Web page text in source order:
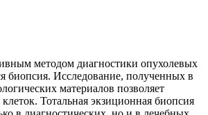
методом диагностики опухолевых
биопсия. Исследование, полученных в
материалов позволяет
Тотальная экзиционная биопсия